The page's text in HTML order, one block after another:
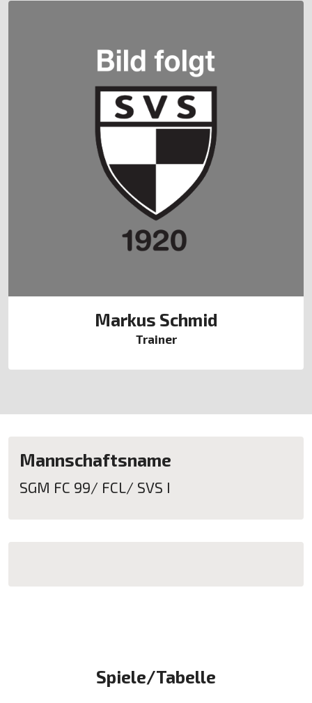
Markus Schmid
Trainer
Mannschaftsname
SGM FC 99/ FCL/ SVS I
Spiele/Tabelle